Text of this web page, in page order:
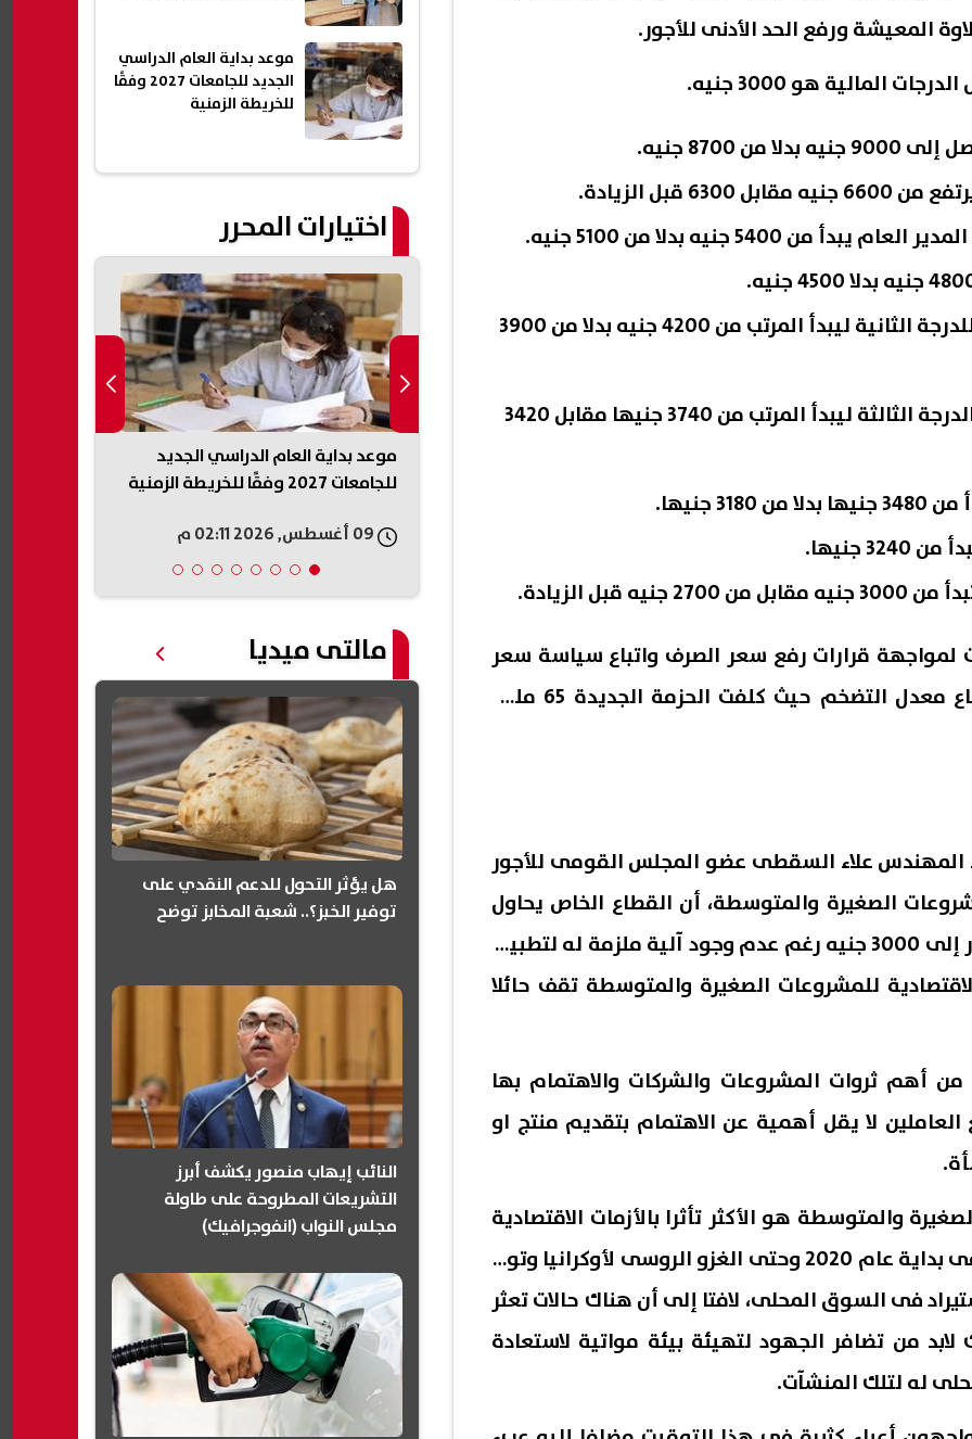
المعيشة ورفع الحد الأدنى للأجور.
المالية هو 3000 جنيه.
8700 جنيه.
قبل الزيادة.
من 5400 جنيه بدلا من 5100 جنيه.
رفع الحد الأدنى للأجور للدرجة الثانية ليبدأ المرتب من 4200 جنيه بدلا من 3900
رفع الحد الأدنى للأجور الدرجة الثالثة ليبدأ المرتب من 3740 جنيها مقابل 3420
جنيها.
جنيها.
قبل الزيادة.
لمواجهة قرارات رفع سعر الصرف واتباع سياسة سعر
الصرف المرن ومواجهة ارتفاع معدل التضخم حيث كلفت الحزمة الجديدة 65 مليار
المهندس علاء السقطى عضو المجلس القومى للأجور
الصغيرة والمتوسطة، أن القطاع الخاص يحاول
جاهدا رفع الحد الأدنى للأجور إلى 3000 جنيه رغم عدم وجود آلية ملزمة له لتطبيق
للمشروعات الصغيرة والمتوسطة تقف حائلا
أهم ثروات المشروعات والشركات والاهتمام بها
لا يقل أهمية عن الاهتمام بتقديم منتج او
والمتوسطة هو الأكثر تأثرا بالأزمات الاقتصادية
المتتالية منذ جائحة كورونا فى بداية عام 2020 وحتى الغزو الروسى لأوكرانيا وتوتر
فى السوق المحلى، لافتا إلى أن هناك حالات تعثر
من تضافر الجهود لتهيئة بيئة مواتية لاستعادة
له لتلك المنشآت.
موعد بداية العام الدراسي
الجديد للجامعات 2027 وفقًا
للخريطة الزمنية
اختيارات المحرر
الدور الثاني 2026
أزهر 2026
موعد بداية العام الدراسي الجديد
للجامعات 2027 وفقًا للخريطة الزمنية
مالتى ميديا
هل يؤثر التحول للدعم النقدي على
توفير الخبز؟.. شعبة المخابز توضح
النائب إيهاب منصور يكشف أبرز
التشريعات المطروحة على طاولة
مجلس النواب (انفوجرافيك)